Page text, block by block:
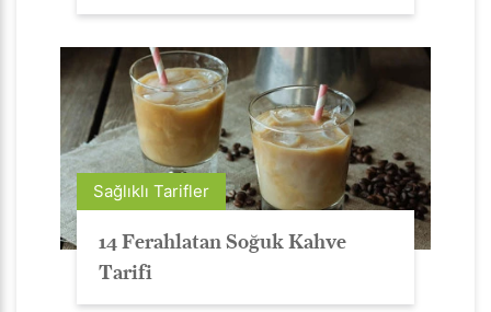
Sağlıklı Tarifler
14 Ferahlatan Soğuk Kahve
Tarifi